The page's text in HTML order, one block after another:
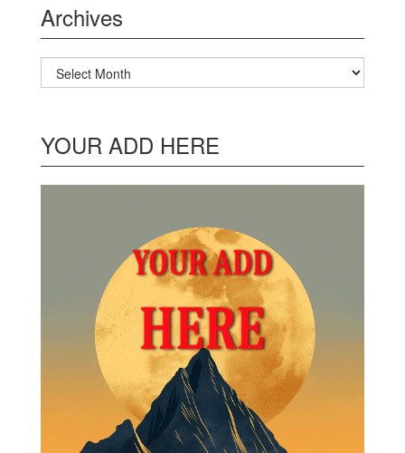
Archives
Archives
YOUR ADD HERE